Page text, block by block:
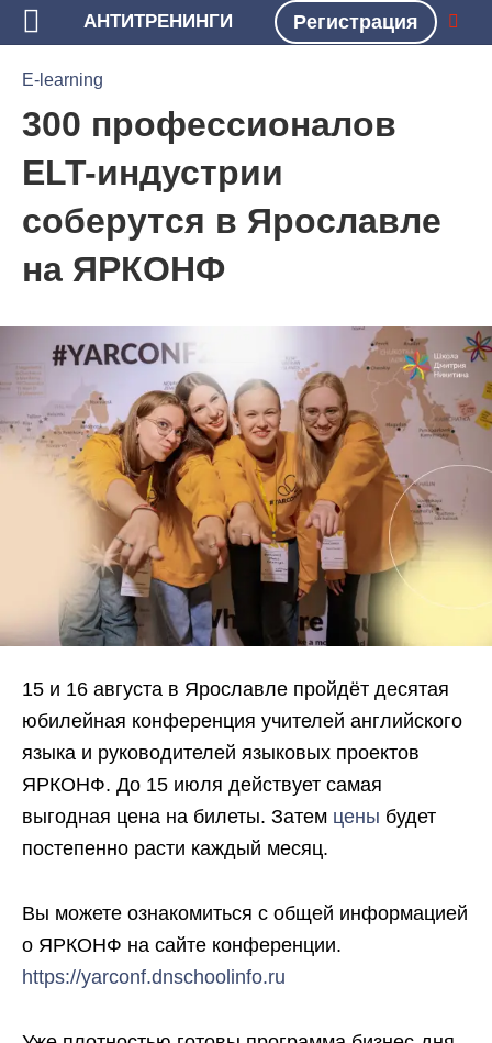
АНТИТРЕНИНГИ Регистрация
БЛОГ
E-learning
300 профессионалов
ELT-индустрии
соберутся в Ярославле
на ЯРКОНФ
15 и 16 августа в Ярославле пройдёт десятая
юбилейная конференция учителей английского
языка и руководителей языковых проектов
ЯРКОНФ. До 15 июля действует самая
выгодная цена на билеты. Затем цены будет
постепенно расти каждый месяц.
Вы можете ознакомиться с общей информацией
о ЯРКОНФ на сайте конференции.
https://yarconf.dnschoolinfo.ru